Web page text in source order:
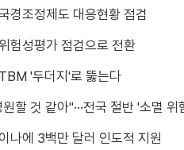
경조정제도 대응현황 점검
험성평가 점검으로 전환
'두더지'로 뚫는다
할 것 같아"···전국 절반 '소멸
나에 3백만 달러 인도적 지원